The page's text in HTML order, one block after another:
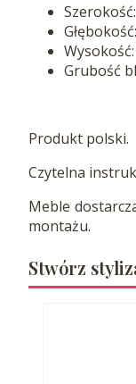
Szerokość:
Głębokość:
Wysokość:
Grubość
Produkt polski.
Czytelna
Meble
montażu.
Stwórz